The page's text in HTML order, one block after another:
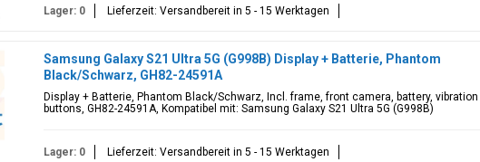
Lager: 0 Lieferzeit: Versandbereit in 5 - 15 Werktagen
Samsung Galaxy S21 Ultra 5G (G998B) Display + Batterie, Phantom
Black/Schwarz, GH82-24591A
Display + Batterie, Phantom Black/Schwarz, Incl. frame, front camera, battery,
buttons, GH82-24591A, Kompatibel mit: Samsung Galaxy S21 Ultra 5G (G998B)
Lager: 0 Lieferzeit: Versandbereit in 5 - 15 Werktagen